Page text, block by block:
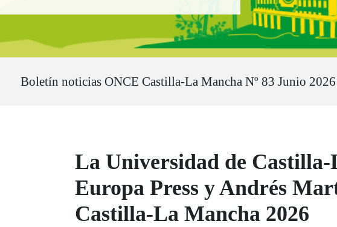
Boletín noticias ONCE Castilla-La Mancha Nº 83 Junio 2026
La Universidad de
Europa Press y Andrés
Castilla-La Mancha 2026